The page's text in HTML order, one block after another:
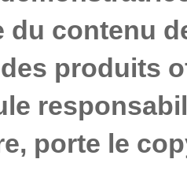
du contenu
produits
porte le